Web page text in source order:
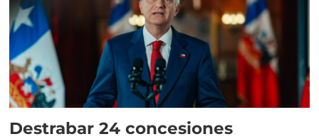
Destrabar 24 concesiones